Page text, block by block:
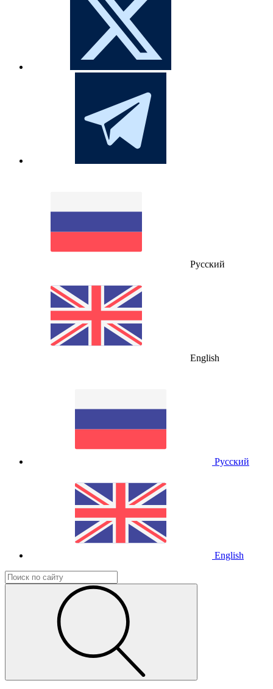
Русский
English
Русский
English